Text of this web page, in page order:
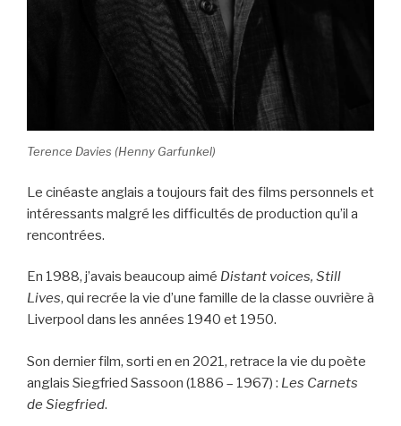
Terence Davies (Henny Garfunkel)
Le cinéaste anglais a toujours fait des films personnels et
intéressants malgré les difficultés de production qu’il a
rencontrées.
En 1988, j’avais beaucoup aimé Distant voices, Still
Lives, qui recrée la vie d’une famille de la classe ouvrière à
Liverpool dans les années 1940 et 1950.
Son dernier film, sorti en en 2021, retrace la vie du poète
anglais Siegfried Sassoon (1886 – 1967) : Les Carnets
de Siegfried.